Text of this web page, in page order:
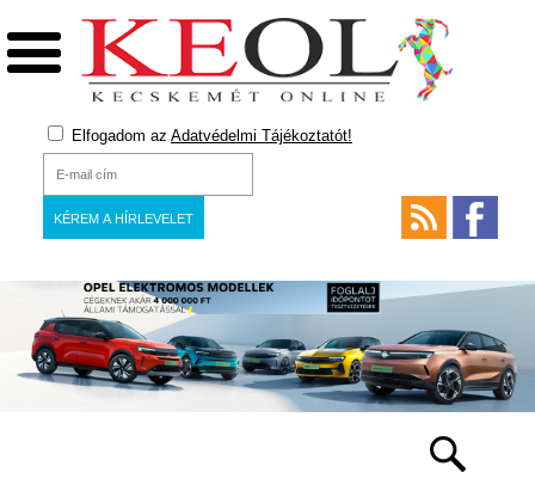
Elfogadom az Adatvédelmi Tájékoztatót!